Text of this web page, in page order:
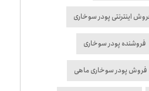
اینترنتی پودر سوخاری
فروشنده پودر سوخاری
فروش پودر سوخاری ماهی